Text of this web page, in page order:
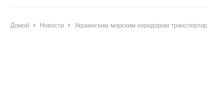
Домой Новости Украинским морским коридором